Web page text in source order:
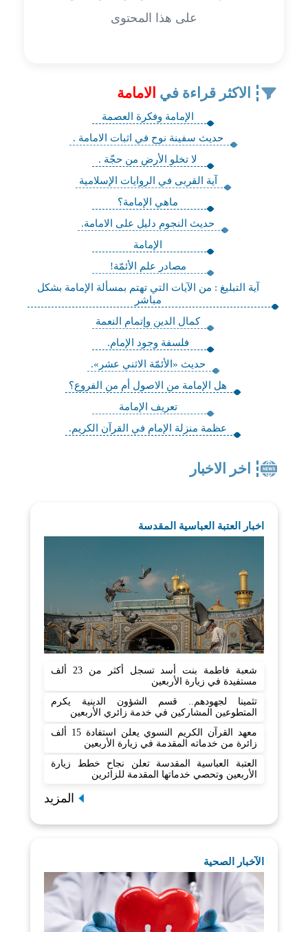
على هذا المحتوى
الاكثر قراءة في الامامة
الإمامة وفكرة العصمة
حديث سفينة نوح‏ في اثبات الامامة .
لا تخلو الأرض من حجّة .
آية القربى‏ في الروايات الإسلامية
ماهي الإمامة؟
حديث النجوم‏ دليل على الامامة.
الإمامة
مصادر علم الأئمّة!
آية التبليغ‏ : من الآيات التي تهتم بمسألة الإمامة بشكل
مباشر
كمال الدين وإتمام النعمة
فلسفة وجود الإمام‏.
حديث «الأئمّة الاثني عشر».
هل الإمامة من الاصول أم من الفروع؟
تعريف الإمامة
عظمة منزلة الإمام في القرآن الكريم‏.
اخر الاخبار
اخبار العتبة العباسية المقدسة
شعبة فاطمة بنت أسد تسجل أكثر من 23 ألف
مستفيدة في زيارة الأربعين
تثمينا لجهودهم.. قسم الشؤون الدينية يكرم
المتطوعين المشاركين في خدمة زائري الأربعين
معهد القرآن الكريم النسوي يعلن استفادة 15 ألف
زائرة من خدماته المقدمة في زيارة الأربعين
العتبة العباسية المقدسة تعلن نجاح خطط زيارة
الأربعين وتحصي خدماتها المقدمة للزائرين
المزيد
الآخبار الصحية